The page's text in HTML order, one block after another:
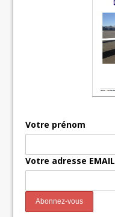
Votre prénom
Votre adresse EMAIL